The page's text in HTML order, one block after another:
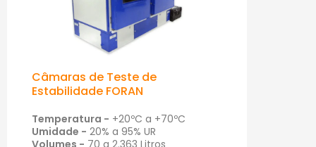
Câmaras de Teste de
Estabilidade FORAN
Temperatura - +20ºC a +70ºC
Umidade - 20% a 95% UR
Volumes - 70 a 2.363 Litros